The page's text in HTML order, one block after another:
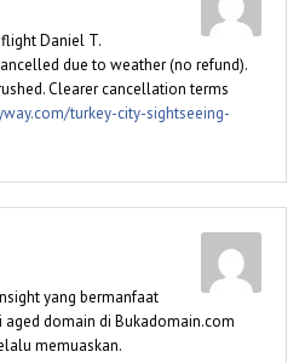
Daniel T.
due to weather (no refund).
Clearer cancellation terms
turkey-city-sightseeing-
yang bermanfaat
aged domain di Bukadomain.com
memuaskan.